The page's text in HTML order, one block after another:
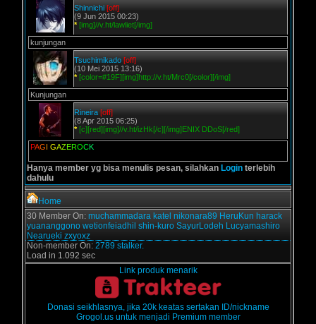
Shinnichi [off]
(9 Jun 2015 00:23)
* [img]//v.ht/lawliet[/img]
kunjungan
Tsuchimikado [off]
(10 Mei 2015 13:16)
* [color=#19F][img]http://v.ht/Mrc0[/color][/img]
Kunjungan
Rineira [off]
(8 Apr 2015 06:25)
* [c][red][img]//v.ht/izHk[/c][/img]ENIX DDoS[/red]
PAGI GAZEROCK
Hanya member yg bisa menulis pesan, silahkan Login terlebih
dahulu
Home
30 Member On: muchammadara katel nikonara89 HeruKun harack
yuananggono wetionfeiadhil shin-kuro SayurLodeh Lucyamashiro
Nearueki zxyoxz
Non-member On: 2789 stalker.
Load in 1.092 sec
Link produk menarik
Donasi seikhlasnya, jika 20k keatas sertakan ID/nickname
Grogol.us untuk menjadi Premium member